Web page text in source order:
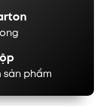
sản phẩm